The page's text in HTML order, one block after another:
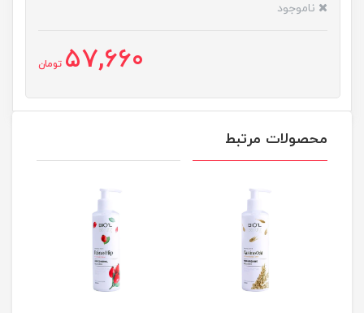
ناموجود
57,660 تومان
محصولات مرتبط